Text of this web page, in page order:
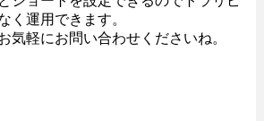
く運用できます。
気軽にお問い合わせくださいね。